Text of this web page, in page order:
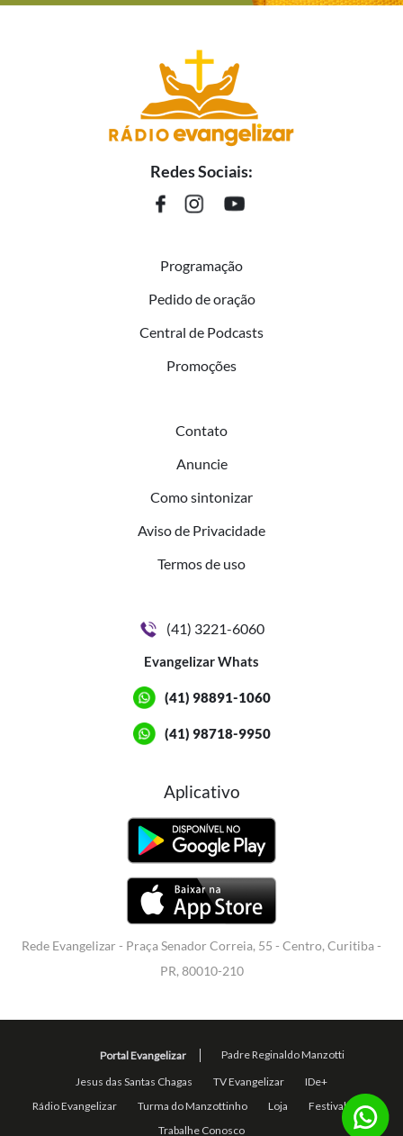
Redes Sociais:
Programação
Pedido de oração
Central de Podcasts
Promoções
Contato
Anuncie
Como sintonizar
Aviso de Privacidade
Termos de uso
(41) 3221-6060
Evangelizar Whats
(41) 98891-1060
(41) 98718-9950
Aplicativo
Rede Evangelizar - Praça Senador Correia, 55 - Centro, Curitiba -
PR, 80010-210